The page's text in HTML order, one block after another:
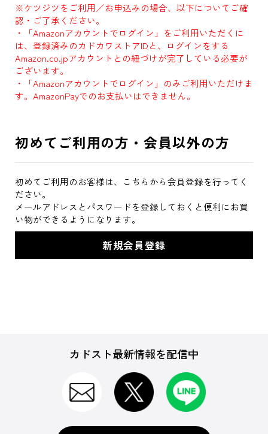
※ケツジツをご利用／お申込みの場合、以下についてご確
認・ご了承ください。
・「Amazonアカウントでログイン」をご利用いただくに
は、登録済みのカドカワストアIDと、ログインをする
Amazon.co.jpアカウントとの紐づけが完了している必要が
ございます。
・「Amazonアカウントでログイン」のみご利用いただけま
す。AmazonPayでのお支払いはできません。
初めてご利用の方・会員以外の方
初めてご利用のお客様は、こちらから会員登録を行ってく
ださい。
メールアドレスとパスワードを登録しておくと便利にお買
い物ができるようになります。
カドスト最新情報を配信中